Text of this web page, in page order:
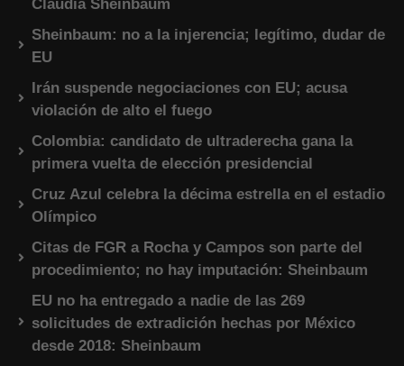
Claudia Sheinbaum
Sheinbaum: no a la injerencia; legítimo, dudar de
EU
Irán suspende negociaciones con EU; acusa
violación de alto el fuego
Colombia: candidato de ultraderecha gana la
primera vuelta de elección presidencial
Cruz Azul celebra la décima estrella en el estadio
Olímpico
Citas de FGR a Rocha y Campos son parte del
procedimiento; no hay imputación: Sheinbaum
EU no ha entregado a nadie de las 269
solicitudes de extradición hechas por México
desde 2018: Sheinbaum